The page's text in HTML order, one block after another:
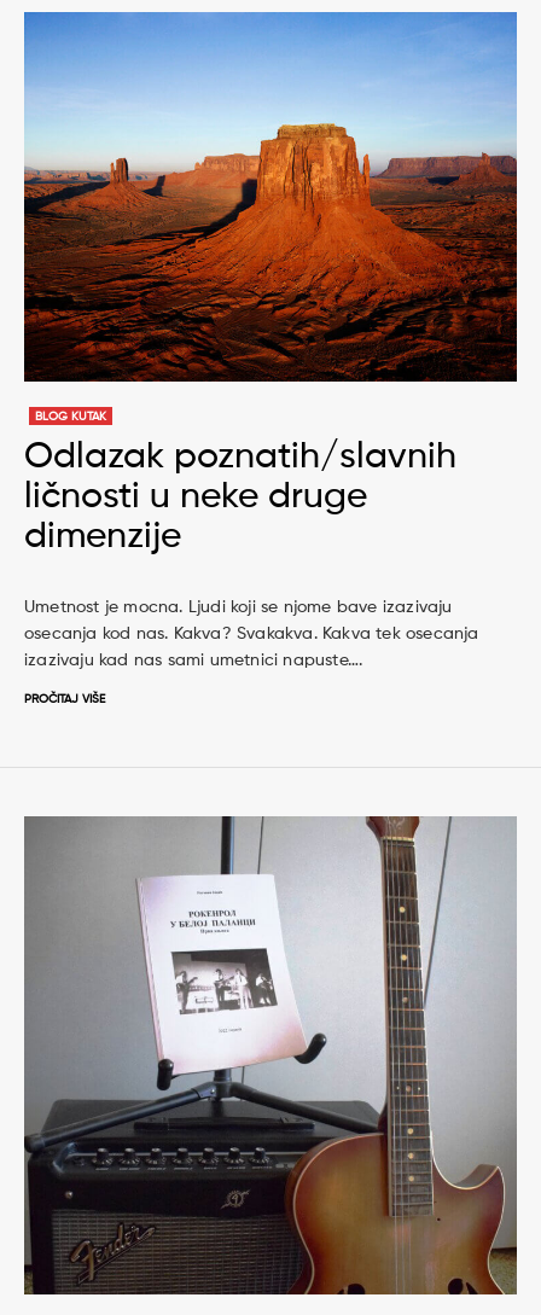
BLOG KUTAK
Odlazak poznatih/slavnih
ličnosti u neke druge
dimenzije
Umetnost je mocna. Ljudi koji se njome bave izazivaju
osecanja kod nas. Kakva? Svakakva. Kakva tek osecanja
izazivaju kad nas sami umetnici napuste….
PROČITAJ VIŠE